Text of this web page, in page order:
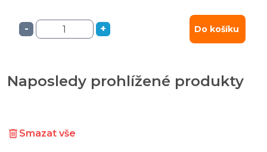
- + Do košíku
Naposledy prohlížené produkty
Smazat vše